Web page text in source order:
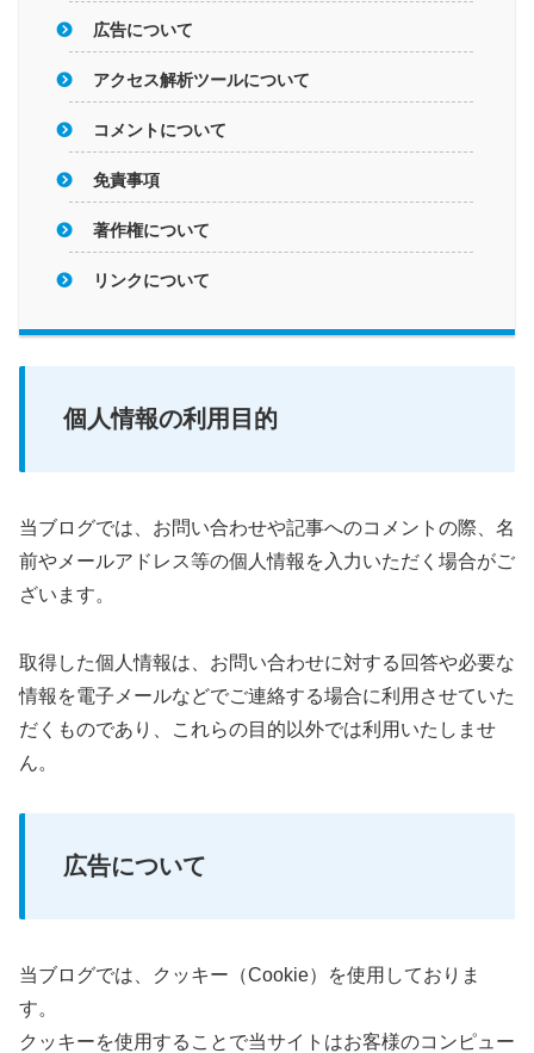
広告について
アクセス解析ツールについて
コメントについて
免責事項
著作権について
リンクについて
個人情報の利用目的
当ブログでは、お問い合わせや記事へのコメントの際、名
前やメールアドレス等の個人情報を入力いただく場合がご
ざいます。
取得した個人情報は、お問い合わせに対する回答や必要な
情報を電子メールなどでご連絡する場合に利用させていた
だくものであり、これらの目的以外では利用いたしませ
ん。
広告について
当ブログでは、クッキー（Cookie）を使用しておりま
す。
クッキーを使用することで当サイトはお客様のコンピュー